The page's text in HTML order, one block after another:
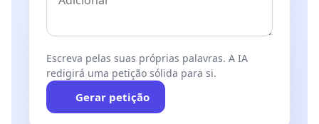
Escreva pelas suas próprias palavras. A IA
redigirá uma petição sólida para si.
Gerar petição